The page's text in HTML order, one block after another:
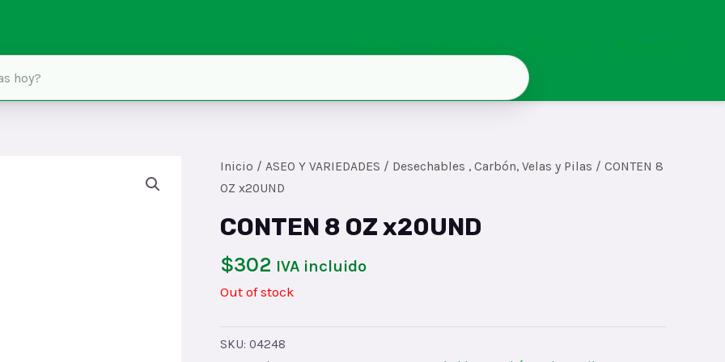
Inicio / ASEO Y VARIEDADES / Desechables , Carbón, Velas y Pilas / CONTEN 8
OZ x20UND
CONTEN 8 OZ x20UND
$302 IVA incluido
Out of stock
SKU: 04248